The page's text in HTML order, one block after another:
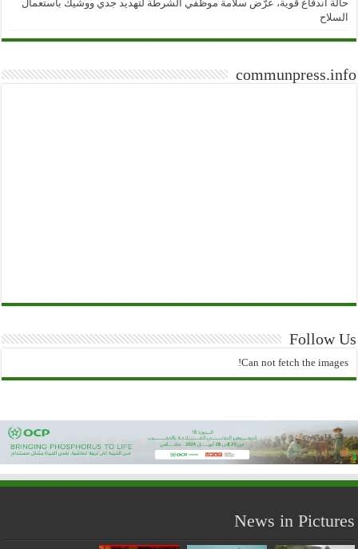
حالة اندفاع قوية، عرّض سلامة موظفي الشرطة لتهديد جدي ووشيك باستعمال
السلاح
communpress.info
Follow Us
Can not fetch the images!
News in Pictures